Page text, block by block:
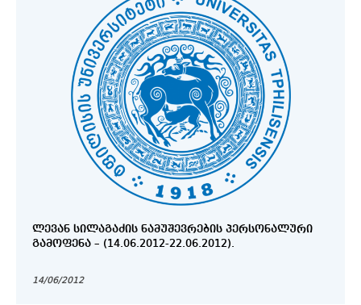
ᲚᲔᲕᲐᲜ ᲡᲘᲚᲐᲒᲐᲫᲘᲡ ᲜᲐᲛᲣᲨᲔᲕᲠᲔᲑᲘᲡ ᲞᲔᲠᲡᲝᲜᲐᲚᲣᲠᲘ
ᲒᲐᲛᲝᲤᲔᲜᲐ – (14.06.2012-22.06.2012).
14/06/2012